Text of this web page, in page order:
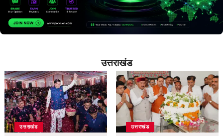
उत्तराखंड
उत्तराखंड उत्तराखंड